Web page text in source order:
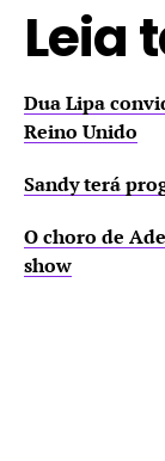
Leia
Dua Lipa
Reino Unido
Sandy terá
O choro de
show